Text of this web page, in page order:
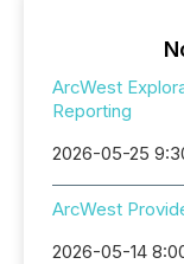
ArcWest
Reporting
2026-05-25
ArcWest
2026-05-14